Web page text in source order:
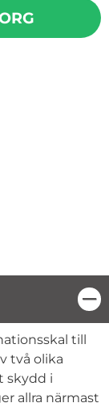
till
två olika
skydd i
allra närmast